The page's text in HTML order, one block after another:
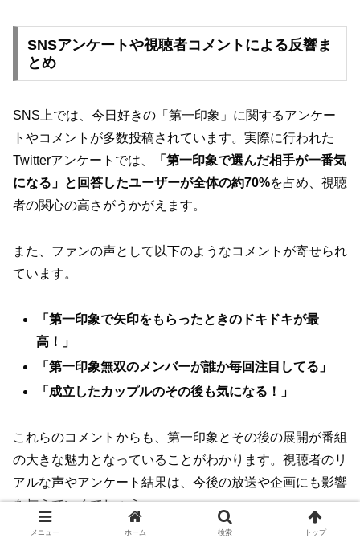
SNSアンケートや視聴者コメントによる反響ま
とめ
SNS上では、今日好きの「第一印象」に関するアンケー
トやコメントが多数投稿されています。実際に行われた
Twitterアンケートでは、
「第一印象で選んだ相手が一番気
になる」と回答したユーザーが全体の約70%を占め、視聴
者の関心の高さがうかがえます。
また、ファンの声として以下のようなコメントが寄せられ
ています。
「第一印象で矢印をもらったときのドキドキが最
高！」
「第一印象無双のメンバーが誰か毎回注目してる」
「成立したカップルのその後も気になる！」
これらのコメントからも、第一印象とその後の展開が番組
の大きな魅力となっていることがわかります。視聴者のリ
アルな声やアンケート結果は、今後の放送や企画にも影響
を与えていくでしょう。
メニュー ホーム 検索 トップ